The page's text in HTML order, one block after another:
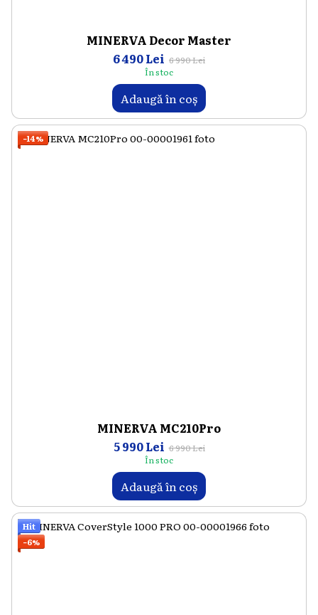
MINERVA Decor Master
6 490 Lei 6 990 Lei
În stoc
Adaugă în coș
−14%
MINERVA MC210Pro
5 990 Lei 6 990 Lei
În stoc
Adaugă în coș
Hit
−6%